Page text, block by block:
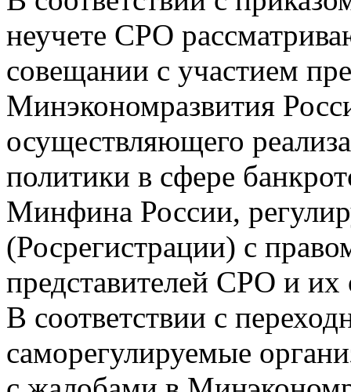
неучете СРО
совещании с участием
Минэкономразвития
осуществляющего
политики в сфере
Минфина России,
(Росрегистрации) с
представителей СРО и их
В соответствии с
саморегулируемые